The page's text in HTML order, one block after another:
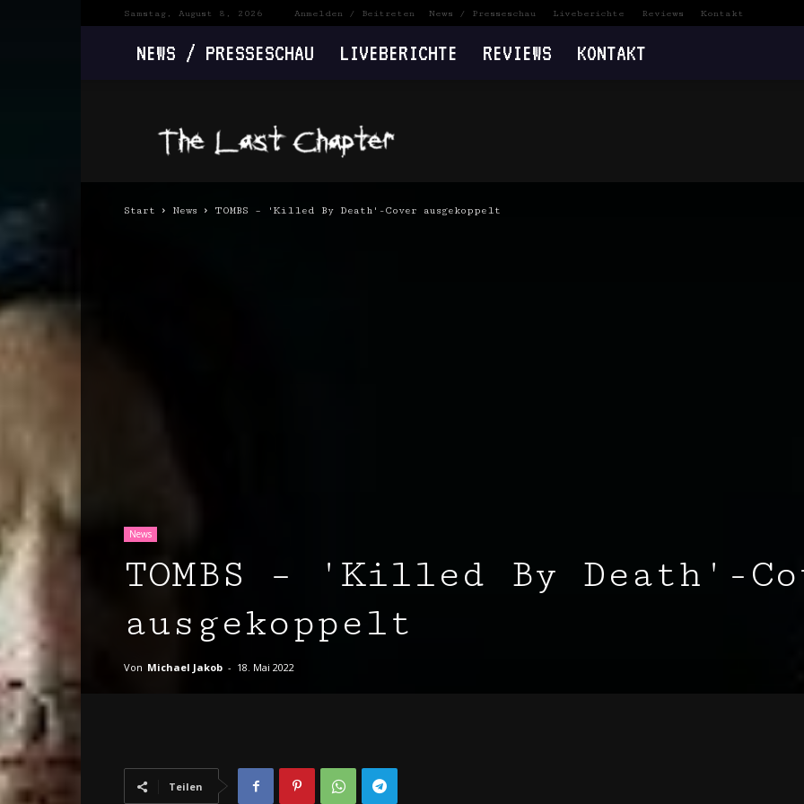
Samstag, August 8, 2026 Anmelden / Beitreten News / Presseschau Liveberichte Reviews Kontakt
NEWS / PRESSESCHAU LIVEBERICHTE REVIEWS KONTAKT
Last
Chapter
Start News TOMBS – 'Killed By Death'-Cover ausgekoppelt
News
TOMBS – 'Killed By Death'-
ausgekoppelt
Von Michael Jakob - 18. Mai 2022
Teilen